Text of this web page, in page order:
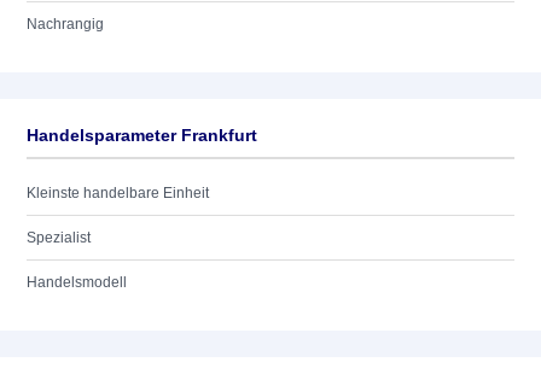
Nachrangig
Handelsparameter Frankfurt
Kleinste handelbare Einheit
Spezialist
Handelsmodell